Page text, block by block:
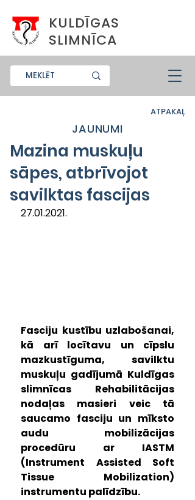
KULDĪGAS
SLIMNĪCA
ATPAKAĻ
JAUNUMI
Mazina muskuļu
sāpes, atbrīvojot
savilktas fascijas
27.01.2021.
Fasciju kustību uzlabošanai,
kā arī locītavu un cīpslu
mazkustīguma, savilktu
muskuļu gadījumā Kuldīgas
slimnīcas Rehabilitācijas
nodaļas masieri veic tā
saucamo fasciju un mīksto
audu mobilizācijas
procedūru ar IASTM
(Instrument Assisted Soft
Tissue Mobilization)
instrumentu palīdzību.